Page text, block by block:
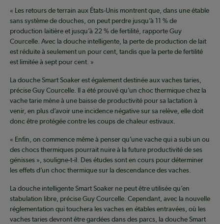
« Les retours de terrain aux États-Unis montrent que, dans une étable
sans système de douches, on peut perdre jusqu’à 11 % de
production laitière et jusqu’à 22 % de fertilité, rapporte Guy
Courcelle. Avec la douche intelligente, la perte de production de lait
est réduite à seulement un pour cent, tandis que la perte de fertilité
est limitée à sept pour cent. »
La douche Smart Soaker est également destinée aux vaches taries,
précise Guy Courcelle. Il a été prouvé qu’un choc thermique chez la
vache tarie mène à une baisse de productivité pour sa lactation à
venir, en plus d’avoir une incidence négative sur sa relève, elle doit
donc être protégée contre les coups de chaleur estivaux.
« Enfin, on commence même à penser qu’une vache qui a subi un ou
des chocs thermiques pourrait nuire à la future productivité de ses
génisses », souligne-t-il. Des études sont en cours pour déterminer
les effets d’un choc thermique sur la descendance des vaches.
La douche intelligente Smart Soaker ne peut être utilisée qu’en
stabulation libre, précise Guy Courcelle. Cependant, avec la nouvelle
réglementation qui touchera les vaches en étables entravées, où les
vaches taries devront être gardées dans des parcs, la douche Smart